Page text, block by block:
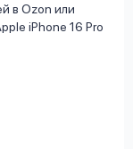
в Ozon или
iPhone 16 Pro